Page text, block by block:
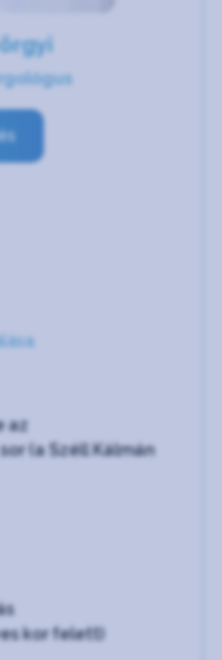
az
(a Széll Kálmán
kor felett)